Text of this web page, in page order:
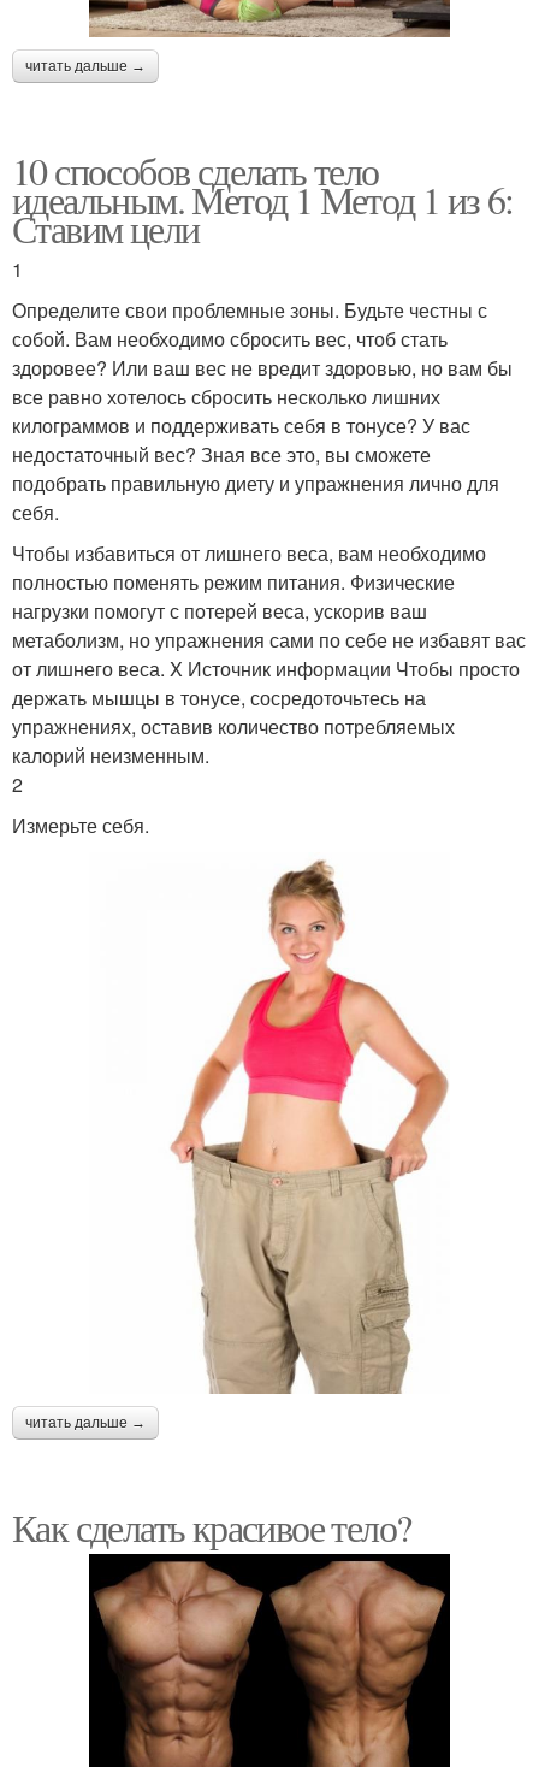
читать дальше →
10 способов сделать тело
идеальным. Метод 1 Метод 1 из 6:
Ставим цели
1
Определите свои проблемные зоны. Будьте честны с
собой. Вам необходимо сбросить вес, чтоб стать
здоровее? Или ваш вес не вредит здоровью, но вам бы
все равно хотелось сбросить несколько лишних
килограммов и поддерживать себя в тонусе? У вас
недостаточный вес? Зная все это, вы сможете
подобрать правильную диету и упражнения лично для
себя.
Чтобы избавиться от лишнего веса, вам необходимо
полностью поменять режим питания. Физические
нагрузки помогут с потерей веса, ускорив ваш
метаболизм, но упражнения сами по себе не избавят вас
от лишнего веса. X Источник информации Чтобы просто
держать мышцы в тонусе, сосредоточьтесь на
упражнениях, оставив количество потребляемых
калорий неизменным.
2
Измерьте себя.
читать дальше →
Как сделать красивое тело?